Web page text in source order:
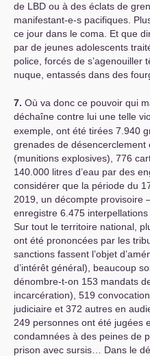
de LBD ou à des éclats de
manifestant-e-s pacifiques.
ce jour dans le coma. Et que
par de jeunes adolescents
police, forcés de s’agenouiller
nuque, entassés dans des
7. Où va donc ce pouvoir qui
déchaîne contre lui une telle
exemple, ont été tirées 7.940
grenades de
(munitions explosives), 776
140.000 litres d’eau par des
considérer que la période du
2019, un décompte provisoire
enregistre 6.475
Sur tout le territoire national,
ont été prononcées par les
sanctions fassent l’objet
d’intérêt général), beaucoup
dénombre-t-on 153 mandats
incarcération), 519
judiciaire et 372 autres en
249 personnes ont été jugées
condamnées à des peines de
prison avec sursis… Dans le